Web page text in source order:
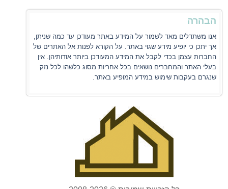
הבהרה
אנו משתדלים מאד לשמור על המידע באתר מעודכן עד כמה שניתן,
אך יתכן כי יופיע מידע שגוי באתר. על הקורא לפנות אל האתרים של
החברות עצמן בכדי לקבל את המידע המעודכן ביותר אודותיהן. אין
בעלי האתר והמחברים נושאים בכל אחריות מסוג כלשהו לכל נזק
שנגרם בעקבות שימוש במידע המופיע באתר.